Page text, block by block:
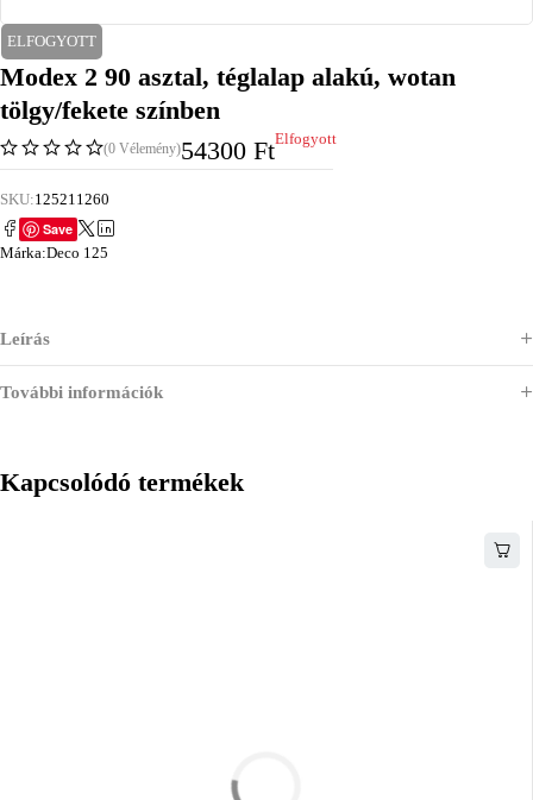
ELFOGYOTT
Modex 2 90 asztal, téglalap alakú, wotan
tölgy/fekete színben
(0 Vélemény)54300 FtElfogyott
SKU:125211260
Save
Márka:Deco 125
Leírás
További információk
Kapcsolódó termékek